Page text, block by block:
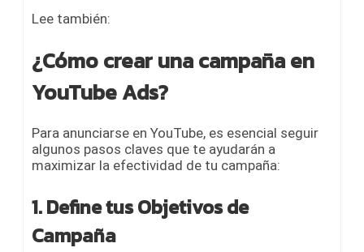
Lee también:
¿Cómo crear una campaña en
YouTube Ads?
Para anunciarse en YouTube, es esencial seguir
algunos pasos claves que te ayudarán a
maximizar la efectividad de tu campaña:
1. Define tus Objetivos de
Campaña